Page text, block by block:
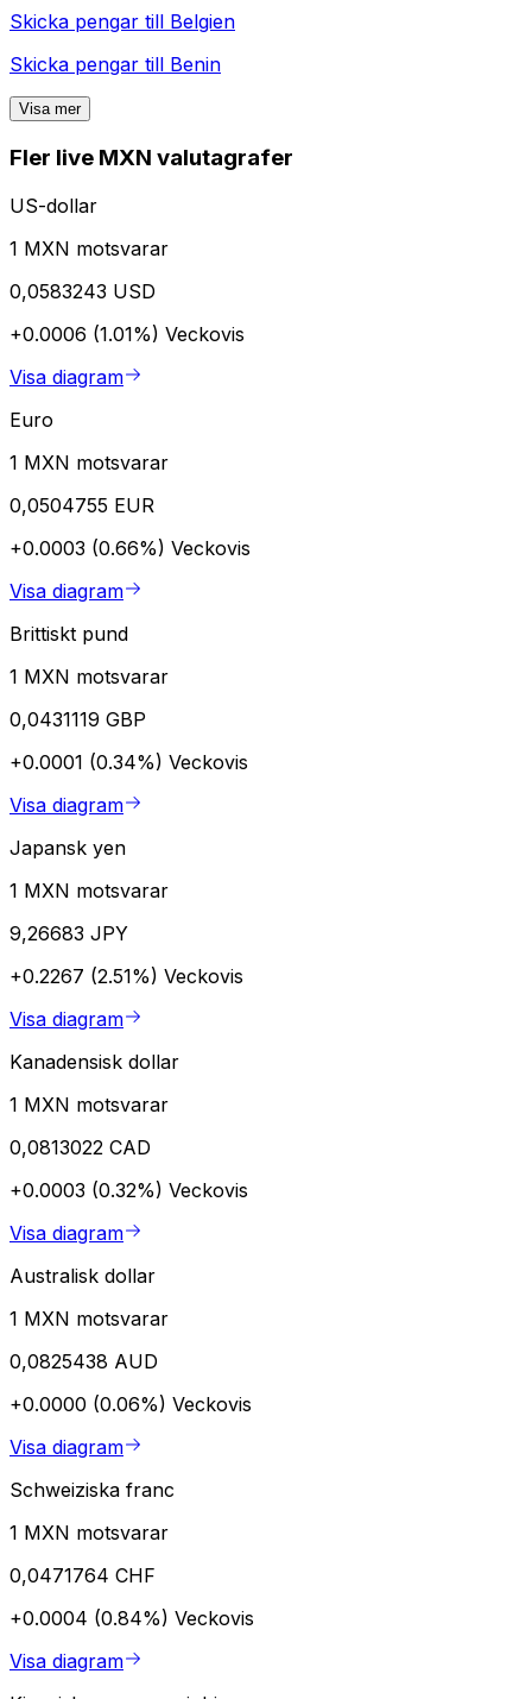
Skicka pengar till Belgien
Skicka pengar till Benin
Visa mer
Fler live MXN valutagrafer
US-dollar
1 MXN motsvarar
0,0583243 USD
+0.0006 (1.01%) Veckovis
Visa diagram
Euro
1 MXN motsvarar
0,0504755 EUR
+0.0003 (0.66%) Veckovis
Visa diagram
Brittiskt pund
1 MXN motsvarar
0,0431119 GBP
+0.0001 (0.34%) Veckovis
Visa diagram
Japansk yen
1 MXN motsvarar
9,26683 JPY
+0.2267 (2.51%) Veckovis
Visa diagram
Kanadensisk dollar
1 MXN motsvarar
0,0813022 CAD
+0.0003 (0.32%) Veckovis
Visa diagram
Australisk dollar
1 MXN motsvarar
0,0825438 AUD
+0.0000 (0.06%) Veckovis
Visa diagram
Schweiziska franc
1 MXN motsvarar
0,0471764 CHF
+0.0004 (0.84%) Veckovis
Visa diagram